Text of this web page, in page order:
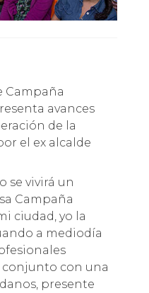
Campaña
avances
de la
el ex alcalde
se vivirá un
Campaña
ciudad, yo la
a mediodía
conjunto con una
presente